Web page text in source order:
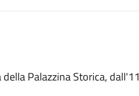
Palazzina Storica, dall'11